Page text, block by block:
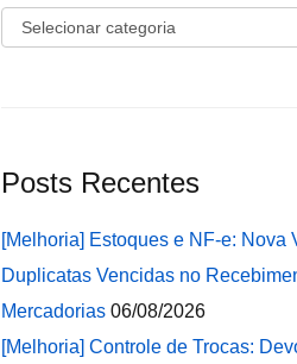
Categorias
Posts Recentes
[Melhoria] Estoques e NF-e: Nova
Duplicatas Vencidas no
Mercadorias 06/08/2026
[Melhoria] Controle de Trocas: